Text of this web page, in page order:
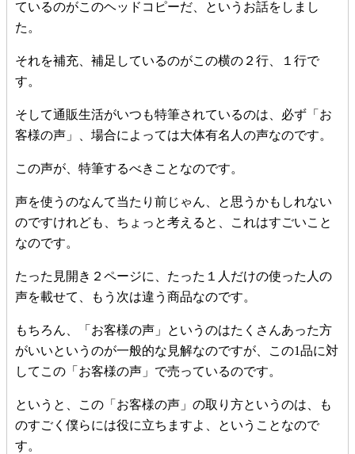
ているのがこのヘッドコピーだ、というお話をしまし
た。
それを補充、補足しているのがこの横の２行、１行で
す。
そして通販生活がいつも特筆されているのは、必ず「お
客様の声」、場合によっては大体有名人の声なのです。
この声が、特筆するべきことなのです。
声を使うのなんて当たり前じゃん、と思うかもしれない
のですけれども、ちょっと考えると、これはすごいこと
なのです。
たった見開き２ページに、たった１人だけの使った人の
声を載せて、もう次は違う商品なのです。
もちろん、「お客様の声」というのはたくさんあった方
がいいというのが一般的な見解なのですが、この1品に対
してこの「お客様の声」で売っているのです。
というと、この「お客様の声」の取り方というのは、も
のすごく僕らには役に立ちますよ、ということなので
す。